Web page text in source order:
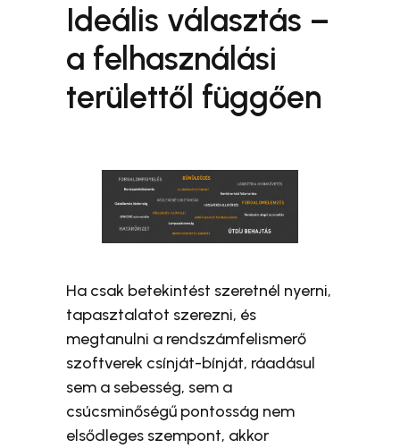
Ideális választás –
a felhasználási
területtől függően
Ha csak betekintést szeretnél nyerni,
tapasztalatot szerezni, és
megtanulni a rendszámfelismerő
szoftverek csínját-bínját, ráadásul
sem a sebesség, sem a
csúcsminőségű pontosság nem
elsődleges szempont, akkor